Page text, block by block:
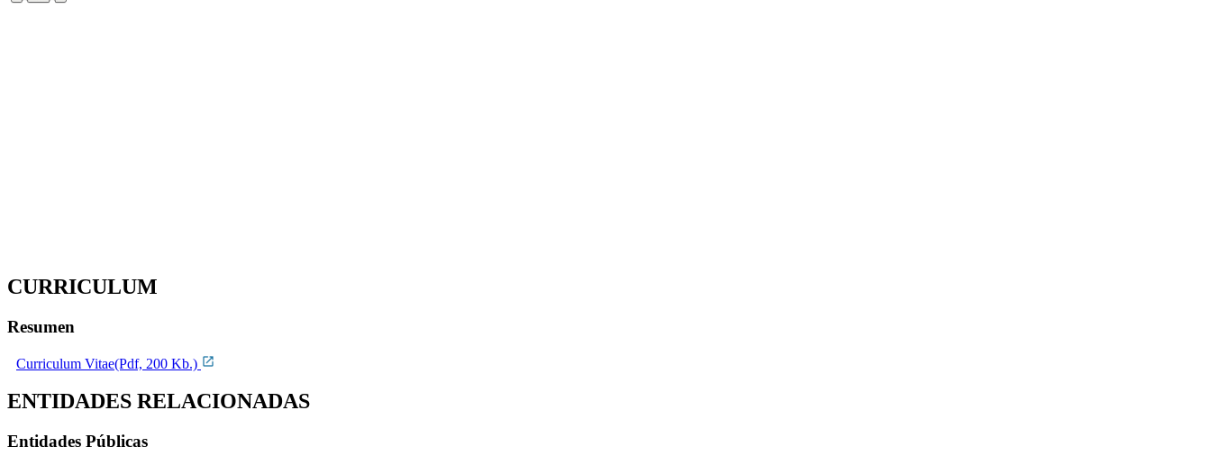
CURRICULUM
Resumen
Curriculum Vitae(Pdf, 200 Kb.)
ENTIDADES RELACIONADAS
Entidades Públicas